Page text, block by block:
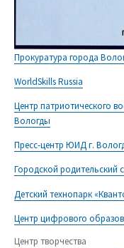
Прокуратура города
WorldSkills Russia
Центр патриотического
Вологды
Пресс-центр ЮИД г.
Городской родительский
Детский технопарк
Центр цифрового
Центр творчества